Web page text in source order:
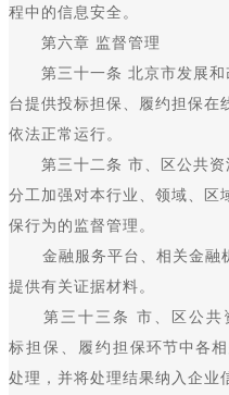
程中的信息安全。
第六章 监督管理
第三十一条 北京市发展和
台提供投标担保、履约担保在
依法正常运行。
第三十二条 市、区公共资
分工加强对本行业、领域、区
保行为的监督管理。
金融服务平台、相关金融
提供有关证据材料。
第三十三条 市、区公共
标担保、履约担保环节中各
处理，并将处理结果纳入企业